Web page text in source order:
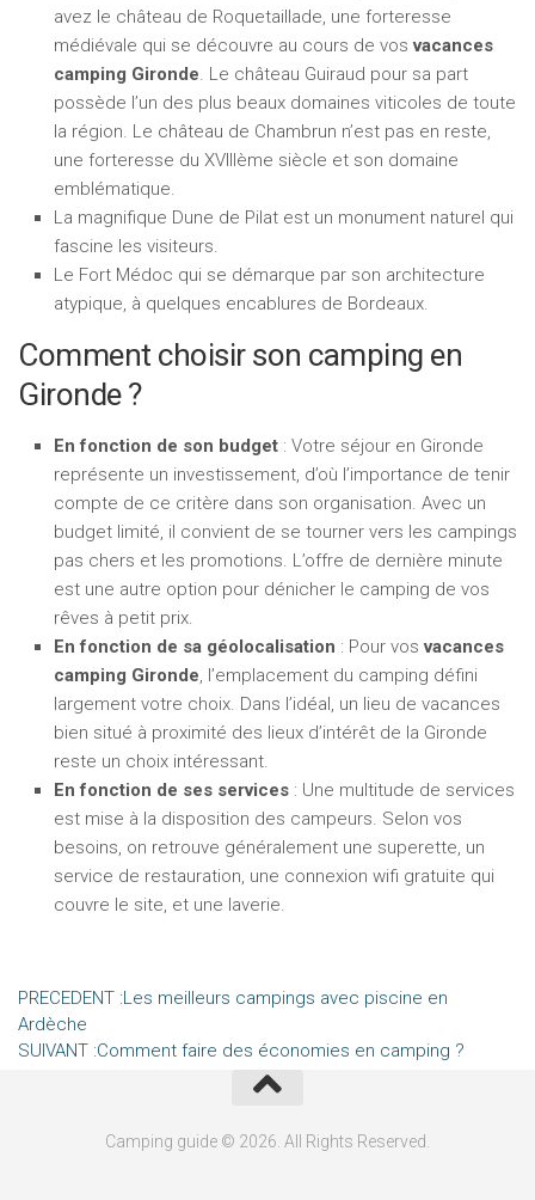
avez le château de Roquetaillade, une forteresse
médiévale qui se découvre au cours de vosvacances
camping Gironde. Le château Guiraud pour sa part
possède l’un des plus beaux domaines viticoles de toute
la région. Le château de Chambrun n’est pas en reste,
une forteresse du XVIIIème siècle et son domaine
emblématique.
La magnifique Dune de Pilat est un monument naturel qui
fascine les visiteurs.
Le Fort Médoc qui se démarque par son architecture
atypique, à quelques encablures de Bordeaux.
Comment choisir son camping en
Gironde ?
En fonction de son budget : Votre séjour en Gironde
représente un investissement, d’où l’importance de tenir
compte de ce critère dans son organisation. Avec un
budget limité, il convient de se tourner vers les campings
pas chers et les promotions. L’offre de dernière minute
est une autre option pour dénicher le camping de vos
rêves à petit prix.
En fonction de sa géolocalisation : Pour vosvacances
camping Gironde, l’emplacement du camping défini
largement votre choix. Dans l’idéal, un lieu de vacances
bien situé à proximité des lieux d’intérêt de la Gironde
reste un choix intéressant.
En fonction de ses services : Une multitude de services
est mise à la disposition des campeurs. Selon vos
besoins, on retrouve généralement une superette, un
service de restauration, une connexion wifi gratuite qui
couvre le site, et une laverie.
PRECEDENT :Les meilleurs campings avec piscine en
Ardèche
SUIVANT :Comment faire des économies en camping ?
Camping guide © 2026. All Rights Reserved.